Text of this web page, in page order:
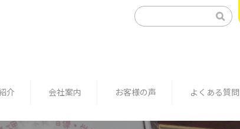
介 会社案内 お客様の声 よくある質問